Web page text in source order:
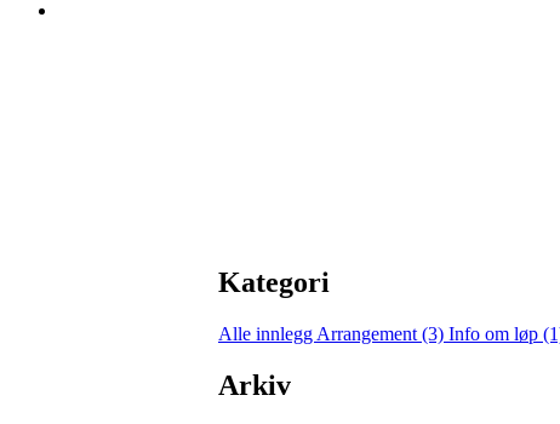
Kategori
Alle innlegg Arrangement (3) Info om løp
Arkiv